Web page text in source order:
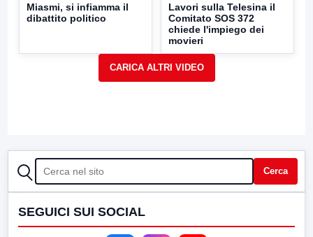
Miasmi, si infiamma il
dibattito politico
Lavori sulla Telesina il
Comitato SOS 372
chiede l'impiego dei
movieri
CERCA Cerca
SEGUICI SUI SOCIAL